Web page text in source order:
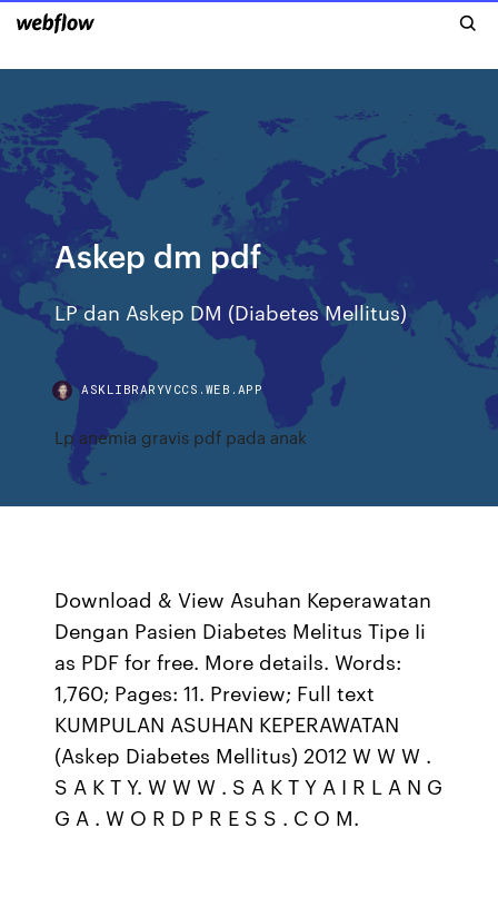
Askep dm pdf
LP dan Askep DM (Diabetes Mellitus)
ASKLIBRARYVCCS.WEB.APP
Lp anemia gravis pdf pada anak
Download & View Asuhan Keperawatan
Dengan Pasien Diabetes Melitus Tipe Ii
as PDF for free. More details. Words:
1,760; Pages: 11. Preview; Full text
KUMPULAN ASUHAN KEPERAWATAN
(Askep Diabetes Mellitus) 2012 W W W .
S A K T Y. W W W . S A K T Y A I R L A N G
G A . W O R D P R E S S . C O M.